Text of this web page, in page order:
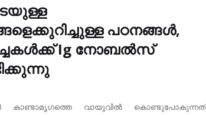
പഠനങ്ങൾ,
Ig നോബൽസ്
കാണ്ടാമൃഗത്തെ വായുവിൽ കൊണ്ടുപോകുന്നത്